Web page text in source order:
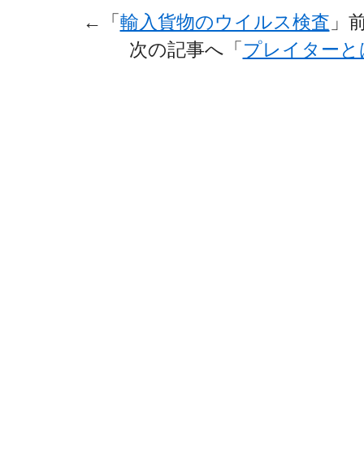
←「輸入貨物のウイルス検査 」
次の記事へ「プレイターと